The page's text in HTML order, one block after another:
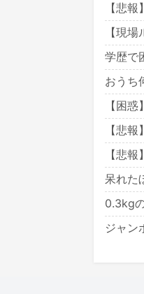
【悲
【現
学歴で
おうち
【困
【悲
【悲
呆れた
0.3kg
ジャン